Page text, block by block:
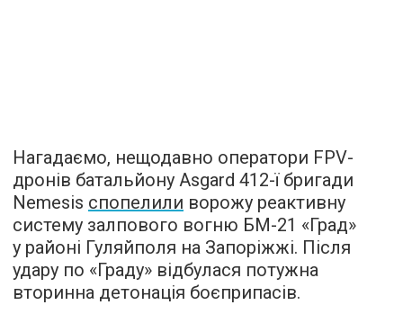
Нагадаємо, нещодавно оператори FPV-
дронів батальйону Asgard 412-ї бригади
Nemesis спопелили ворожу реактивну
систему залпового вогню БМ-21 «Град»
у районі Гуляйполя на Запоріжжі. Після
удару по «Граду» відбулася потужна
вторинна детонація боєприпасів.